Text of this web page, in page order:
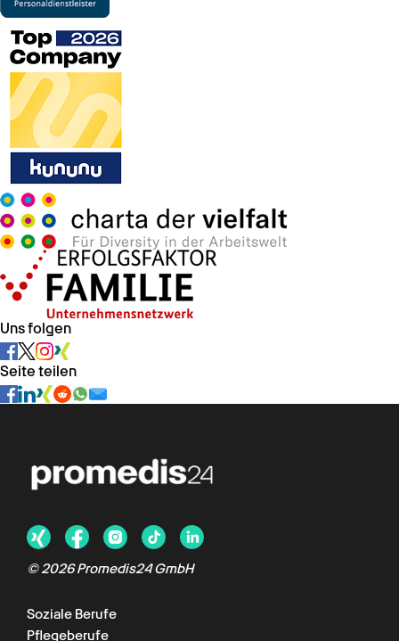
Uns folgen
Seite teilen
© 2026 Promedis24 GmbH
Soziale Berufe
Pflegeberufe